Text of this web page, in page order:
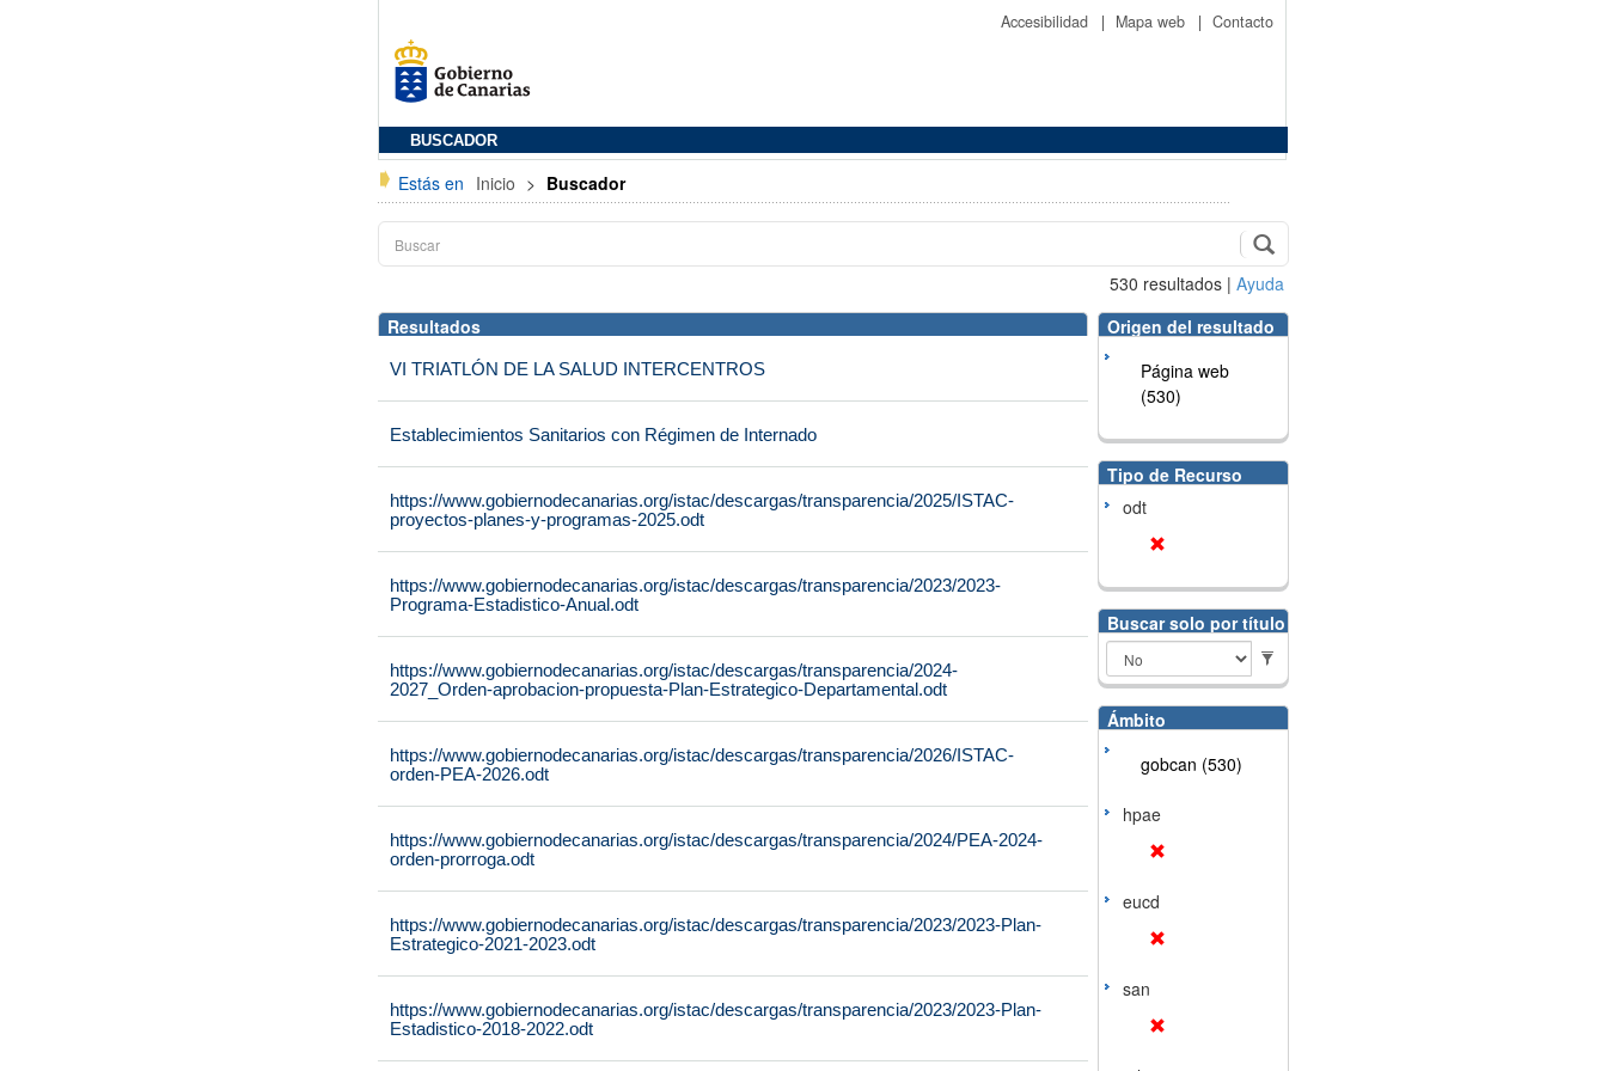
Accesibilidad | Mapa web | Contacto
BUSCADOR
Estás en Inicio > Buscador
530 resultados | Ayuda
Resultados
VI TRIATLÓN DE LA SALUD INTERCENTROS
Establecimientos Sanitarios con Régimen de Internado
https://www.gobiernodecanarias.org/istac/descargas/transparencia/2025/ISTAC-
proyectos-planes-y-programas-2025.odt
https://www.gobiernodecanarias.org/istac/descargas/transparencia/2023/2023-
Programa-Estadistico-Anual.odt
https://www.gobiernodecanarias.org/istac/descargas/transparencia/2024-
2027_Orden-aprobacion-propuesta-Plan-Estrategico-Departamental.odt
https://www.gobiernodecanarias.org/istac/descargas/transparencia/2026/ISTAC-
orden-PEA-2026.odt
https://www.gobiernodecanarias.org/istac/descargas/transparencia/2024/PEA-2024-
orden-prorroga.odt
https://www.gobiernodecanarias.org/istac/descargas/transparencia/2023/2023-Plan-
Estrategico-2021-2023.odt
https://www.gobiernodecanarias.org/istac/descargas/transparencia/2023/2023-Plan-
Estadistico-2018-2022.odt
Origen del resultado
Página web
(530)
Tipo de Recurso
odt
Buscar solo por título
Ámbito
gobcan (530)
hpae
eucd
san